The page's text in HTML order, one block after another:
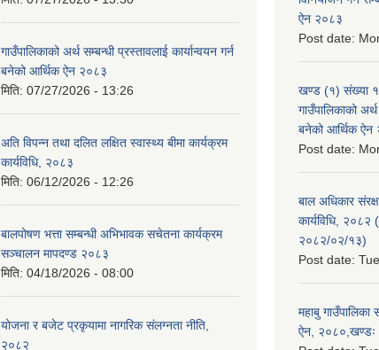
गाउँपालिकाको अर्थ सम्बन्धी प्रस्तावलाई कार्यान्वयन गर्न
बनेको आर्थिक ऐन २०८३
मिति: 07/27/2026 - 13:26
अति विपन्न तथा दलित लक्षित स्वास्थ्य बीमा कार्यक्रम
कार्यविधि, २०८३
मिति: 06/12/2026 - 12:26
बालपोषण भत्ता सम्बन्धी अभिभावक सचेतना कार्यक्रम
सञ्चालन मापदण्ड २०८३
मिति: 04/18/2026 - 08:00
योजना र बजेट प्रकृयामा नागरिक संलग्नता नीति,
२०८२
ऐन २०८३
Post date:
खण्ड (१) संख्या १
गाउँपालिकाको
बनेको आर्थिक ऐन
Post date:
बाल अधिकार
कार्यविधि, २०८२
२०८२/०२/१३)
Post date:
महाबु गाउँपालिका
ऐन, २०८०,खण्डः